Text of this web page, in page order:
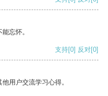
忘怀。
支持[0] 反对[0]
用户交流学习心得。